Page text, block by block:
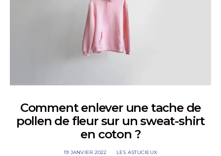
Comment enlever une tache de
pollen de fleur sur un sweat-shirt
en coton ?
19 JANVIER 2022 LES ASTUCIEUX